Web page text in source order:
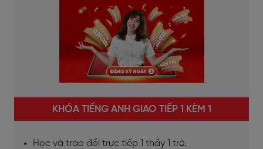
KHÓA TIẾNG ANH GIAO TIẾP 1 KÈM 1
Học và trao đổi trực tiếp 1 thầy 1 trò.